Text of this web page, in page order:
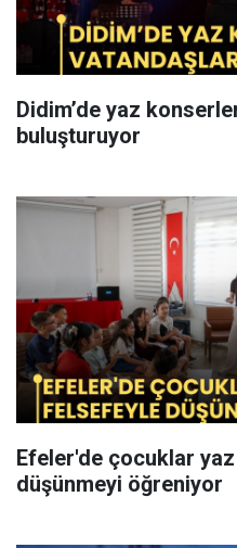
Didim’de yaz
buluşturuyor
Efeler'de çocuklar
düşünmeyi öğreniyor